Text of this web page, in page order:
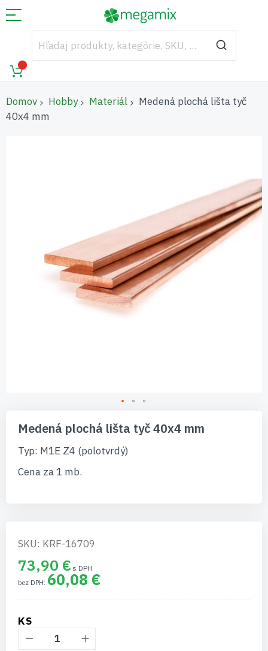
Domov Hobby Materiál
Medená plochá lišta tyč
40x4 mm
začiatok
galérie
obrázkov
Medená plochá lišta tyč 40x4 mm
Typ: M1E Z4 (polotvrdý)
Cena za 1 mb.
SKU: KRF-16709
73,90 €
60,08 €
KS